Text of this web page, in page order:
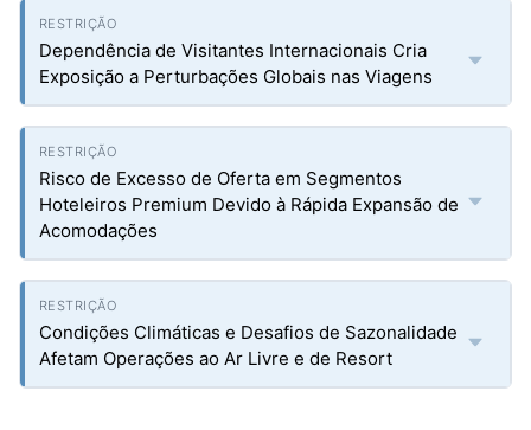
Dependência de Visitantes Internacionais Cria
Exposição a Perturbações Globais nas Viagens
Risco de Excesso de Oferta em Segmentos
Hoteleiros Premium Devido à Rápida Expansão de
Acomodações
Condições Climáticas e Desafios de Sazonalidade
Afetam Operações ao Ar Livre e de Resort